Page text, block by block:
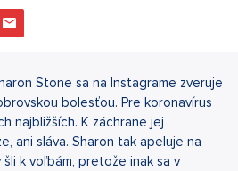
Stone sa na Instagrame zveruje
bolesťou. Pre koronavírus
najbližších. K záchrane jej
ani sláva. Sharon tak apeluje na
k voľbám, pretože inak sa v